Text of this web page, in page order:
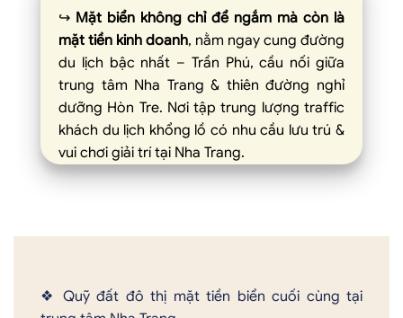
↪︎ Mặt biển không chỉ để ngắm mà còn là
mặt tiền kinh doanh, nằm ngay cung đường
du lịch bậc nhất – Trần Phú, cầu nối giữa
trung tâm Nha Trang & thiên đường nghỉ
dưỡng Hòn Tre. Nơi tập trung lượng traffic
khách du lịch khổng lồ có nhu cầu lưu trú &
vui chơi giải trí tại Nha Trang.
❖ Quỹ đất đô thị mặt tiền biển cuối cùng tại